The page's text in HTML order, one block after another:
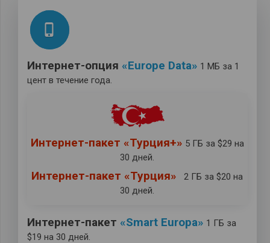
phone_iphone
Интернет-опция «Europe Data» 1 МБ за 1
цент в течение года.
Интернет-пакет «Турция+» 5 ГБ за $29 на
30 дней.
Интернет-пакет «Турция»
2 ГБ за $20 на
30 дней.
Интернет-пакет «Smart Europa» 1 ГБ за
$19 на 30 дней.